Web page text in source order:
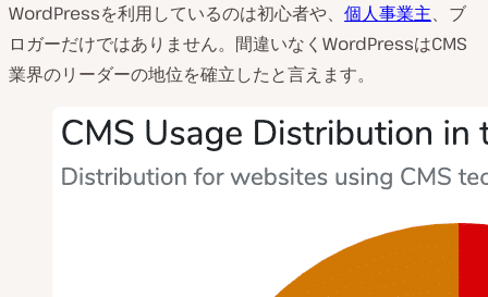
WordPressを利用しているのは初心者や、 個人事業主、ブ
ロガーだけではありません。間違いなくWordPressはCMS
業界のリーダーの地位を確立したと言えます。